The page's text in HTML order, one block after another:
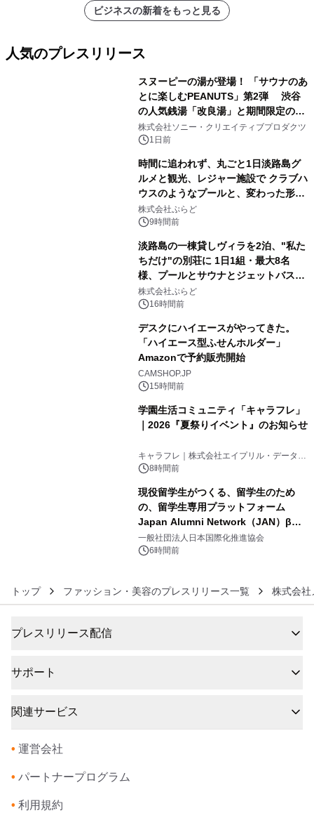
ビジネスの新着をもっと見る
人気のプレスリリース
スヌーピーの湯が登場！ 「サウナのあ
とに楽しむPEANUTS」第2弾 渋谷
の人気銭湯「改良湯」と期間限定のコ
ラボレーション サウナイキタイコラ
ボグッズも発売決定！
株式会社ソニー・クリエイティブプロダクツ
1日前
時間に追われず、丸ごと1日淡路島グ
ルメと観光、レジャー施設で クラブハ
ウスのようなプールと、変わった形の
サウナも 「THE BOXY AWAJI」のお
得な素泊まり連泊プランで
株式会社ぷらど
9時間前
淡路島の一棟貸しヴィラを2泊、"私た
ちだけ"の別荘に 1日1組・最大8名
様、プールとサウナとジェットバス付
きで Villa Mon Temps AWAJIの連泊
素泊りプラン
株式会社ぷらど
16時間前
デスクにハイエースがやってきた。
「ハイエース型ふせんホルダー」
Amazonで予約販売開始
CAMSHOP.JP
15時間前
学園生活コミュニティ「キャラフレ」
｜2026『夏祭りイベント』のお知らせ
キャラフレ｜株式会社エイプリル・データ・
デザインズ
8時間前
現役留学生がつくる、留学生のため
の、留学生専用プラットフォーム
Japan Alumni Network（JAN）β版
をリリース
一般社団法人日本国際化推進協会
6時間前
トップ ファッション・美容のプレスリリース一覧 株式会社
プレスリリース配信
サポート
関連サービス
• 運営会社
• パートナープログラム
• 利用規約